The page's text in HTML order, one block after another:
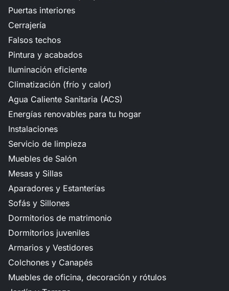
Puertas interiores
Cerrajería
Falsos techos
Pintura y acabados
Iluminación eficiente
Climatización (frío y calor)
Agua Caliente Sanitaria (ACS)
Energías renovables para tu hogar
Instalaciones
Servicio de limpieza
Muebles de Salón
Mesas y Sillas
Aparadores y Estanterías
Sofás y Sillones
Dormitorios de matrimonio
Dormitorios juveniles
Armarios y Vestidores
Colchones y Canapés
Muebles de oficina, decoración y rótulos